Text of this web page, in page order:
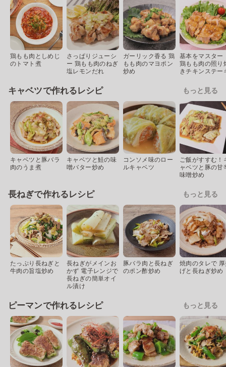
鶏もも肉としめじ
のトマト煮
さっぱりジューシ
ー 鶏もも肉のねぎ
塩レモンだれ
ガーリック香る 鶏
もも肉のマヨポン
炒め
基本をマスター
鶏もも肉の照り
きチキンステー
キャベツで作れるレシピ もっと見る
キャベツと豚バラ
肉のうま煮
キャベツと鮭の味
噌バター炒め
コンソメ味のロー
ルキャベツ
ご飯がすすむ！
ャベツと豚の甘
味噌炒め
長ねぎで作れるレシピ もっと見る
たっぷり長ねぎと
牛肉の旨塩炒め
長ねぎがメインお
かず 電子レンジで
長ねぎの簡単オイ
ル漬け
豚バラ肉と長ねぎ
のポン酢炒め
焼肉のタレで
げと長ねぎ炒め
ピーマンで作れるレシピ もっと見る